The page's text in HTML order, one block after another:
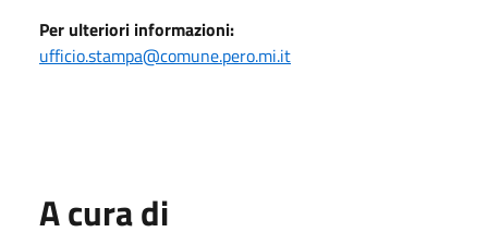
Per ulteriori informazioni:
ufficio.stampa@comune.pero.mi.it
A cura di